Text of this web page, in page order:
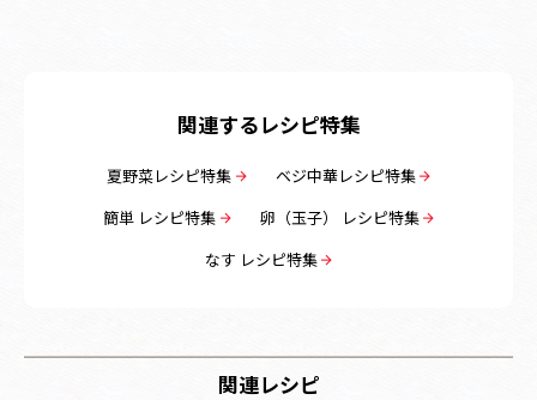
関連するレシピ特集
夏野菜レシピ特集
ベジ中華レシピ特集
簡単 レシピ特集
卵（玉子） レシピ特集
なす レシピ特集
関連レシピ